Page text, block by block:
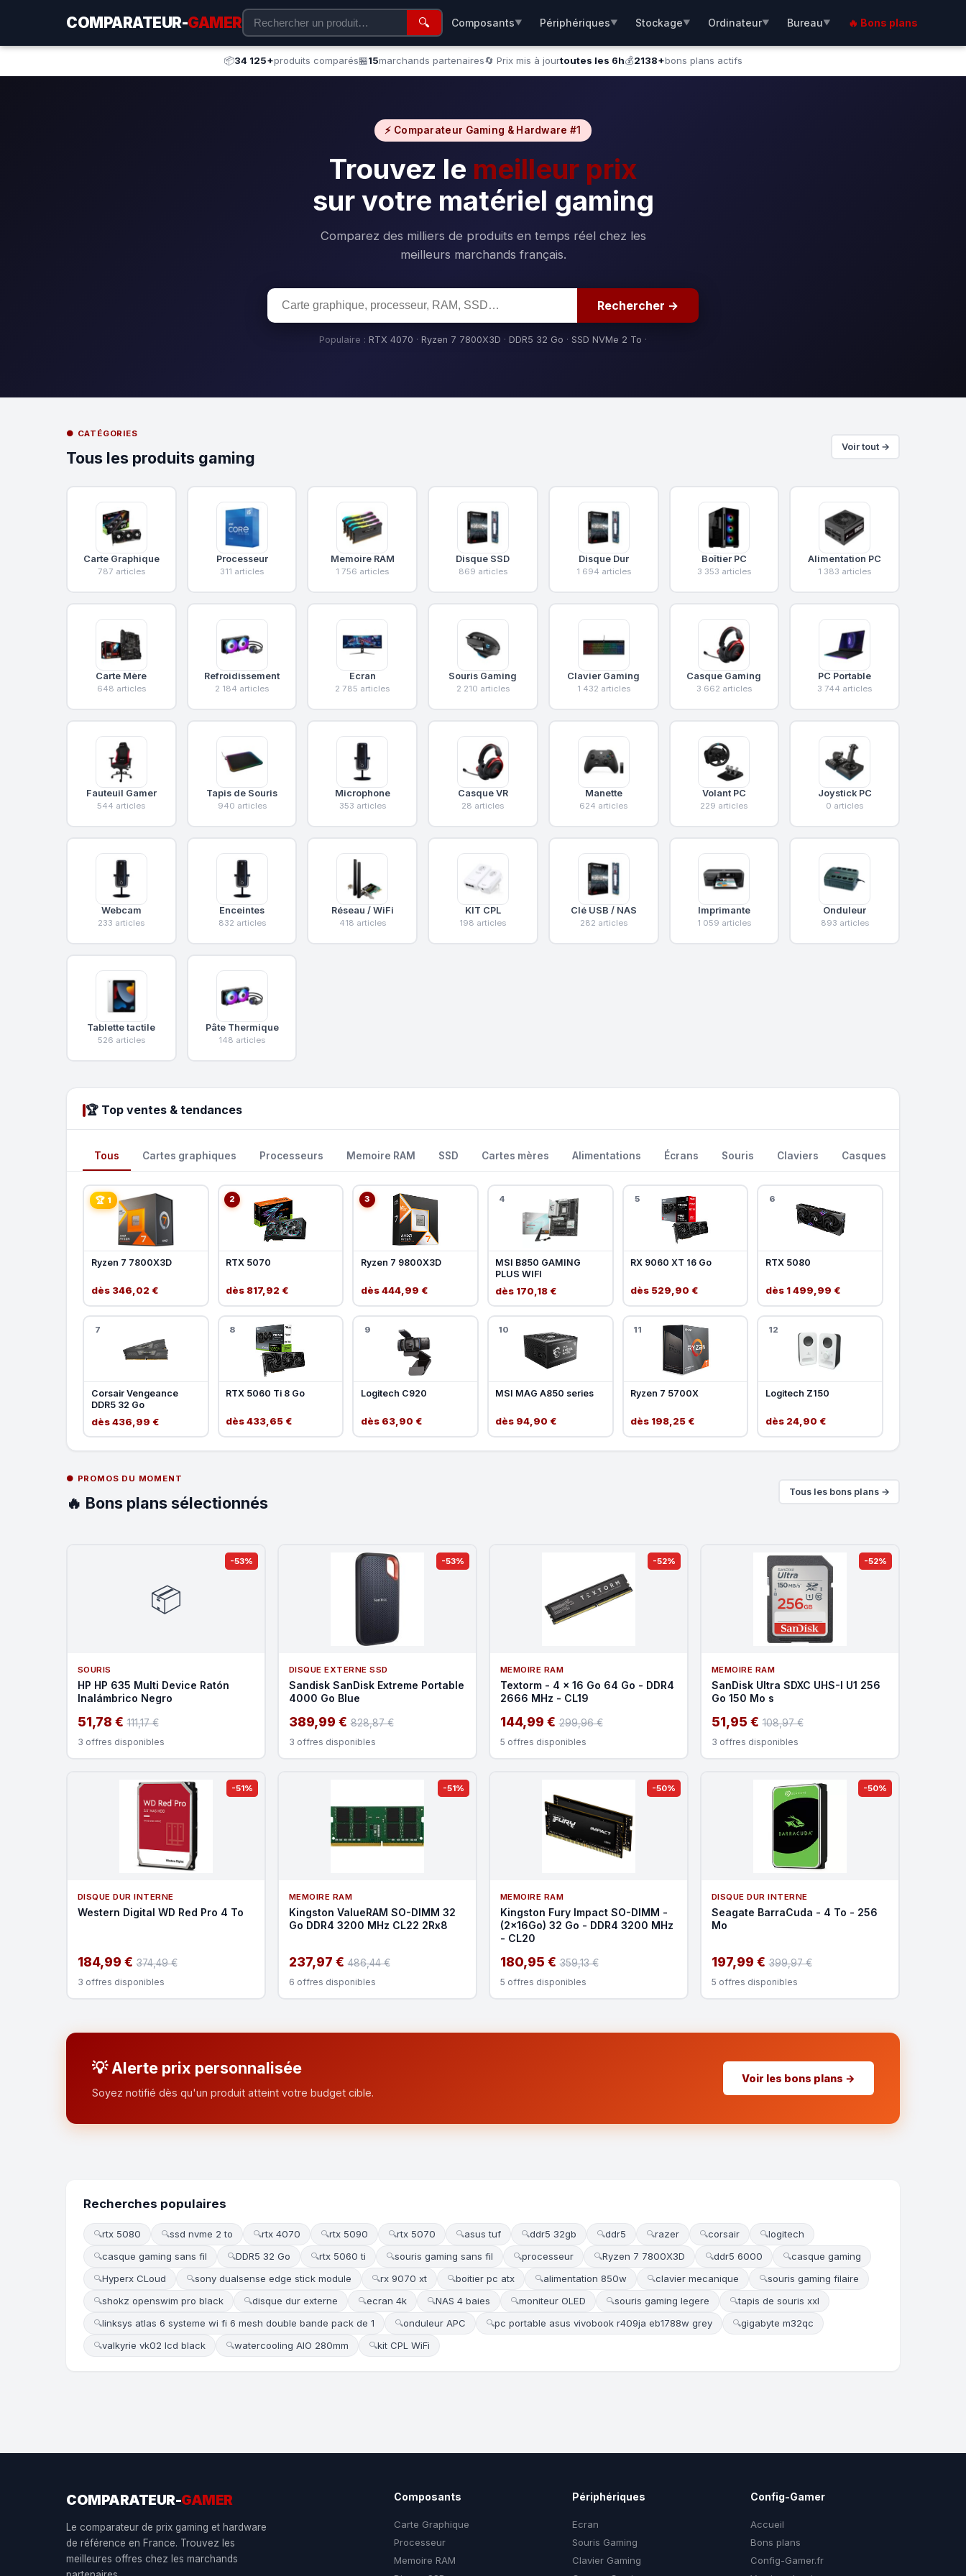
COMPARATEUR-GAMER 🔍 Composants▼ Périphériques▼ Stockage▼ Ordinateur▼ Bureau▼ 🔥 Bons plans
📦34 125+produits comparés🏪15marchands partenaires🔄 Prix mis à jourtoutes les 6h💰2138+bons plans actifs
⚡ Comparateur Gaming & Hardware #1
Trouvez le meilleur prix
sur votre matériel gaming
Comparez des milliers de produits en temps réel chez les
meilleurs marchands français.
Rechercher →
Populaire : RTX 4070 · Ryzen 7 7800X3D · DDR5 32 Go · SSD NVMe 2 To ·
● CATÉGORIES
Tous les produits gaming
Voir tout →
Carte Graphique
787 articles
Processeur
311 articles
Memoire RAM
1 756 articles
Disque SSD
869 articles
Disque Dur
1 694 articles
Boîtier PC
3 353 articles
Alimentation PC
1 383 articles
Carte Mère
648 articles
Refroidissement
2 184 articles
Ecran
2 785 articles
Souris Gaming
2 210 articles
Clavier Gaming
1 432 articles
Casque Gaming
3 662 articles
PC Portable
3 744 articles
Fauteuil Gamer
544 articles
Tapis de Souris
940 articles
Microphone
353 articles
Casque VR
28 articles
Manette
624 articles
Volant PC
229 articles
Joystick PC
0 articles
Webcam
233 articles
Enceintes
832 articles
Réseau / WiFi
418 articles
KIT CPL
198 articles
Clé USB / NAS
282 articles
Imprimante
1 059 articles
Onduleur
893 articles
Tablette tactile
526 articles
Pâte Thermique
148 articles
🏆 Top ventes & tendances
Tous Cartes graphiques Processeurs Memoire RAM SSD Cartes mères Alimentations Écrans Souris Claviers Casques
🏆 1
Ryzen 7 7800X3D
dès 346,02 €
2
RTX 5070
dès 817,92 €
3
Ryzen 7 9800X3D
dès 444,99 €
4
MSI B850 GAMING
PLUS WIFI
dès 170,18 €
5
RX 9060 XT 16 Go
dès 529,90 €
6
RTX 5080
dès 1 499,99 €
7
Corsair Vengeance
DDR5 32 Go
dès 436,99 €
8
RTX 5060 Ti 8 Go
dès 433,65 €
9
Logitech C920
dès 63,90 €
10
MSI MAG A850 series
dès 94,90 €
11
Ryzen 7 5700X
dès 198,25 €
12
Logitech Z150
dès 24,90 €
● PROMOS DU MOMENT
🔥 Bons plans sélectionnés
Tous les bons plans →
📦
-53%
SOURIS
HP HP 635 Multi Device Ratón
Inalámbrico Negro
51,78 € 111,17 €
3 offres disponibles
-53%
DISQUE EXTERNE SSD
Sandisk SanDisk Extreme Portable
4000 Go Blue
389,99 € 828,87 €
3 offres disponibles
-52%
MEMOIRE RAM
Textorm - 4 x 16 Go 64 Go - DDR4
2666 MHz - CL19
144,99 € 299,96 €
5 offres disponibles
-52%
MEMOIRE RAM
SanDisk Ultra SDXC UHS-I U1 256
Go 150 Mo s
51,95 € 108,97 €
3 offres disponibles
-51%
DISQUE DUR INTERNE
Western Digital WD Red Pro 4 To
184,99 € 374,49 €
3 offres disponibles
-51%
MEMOIRE RAM
Kingston ValueRAM SO-DIMM 32
Go DDR4 3200 MHz CL22 2Rx8
237,97 € 486,44 €
6 offres disponibles
-50%
MEMOIRE RAM
Kingston Fury Impact SO-DIMM -
(2x16Go) 32 Go - DDR4 3200 MHz
- CL20
180,95 € 359,13 €
5 offres disponibles
-50%
DISQUE DUR INTERNE
Seagate BarraCuda - 4 To - 256
Mo
197,99 € 399,97 €
5 offres disponibles
💡 Alerte prix personnalisée
Soyez notifié dès qu'un produit atteint votre budget cible.
Voir les bons plans →
Recherches populaires
🔍rtx 5080 🔍ssd nvme 2 to 🔍rtx 4070 🔍rtx 5090 🔍rtx 5070 🔍asus tuf 🔍ddr5 32gb 🔍ddr5 🔍razer 🔍corsair 🔍logitech
🔍casque gaming sans fil 🔍DDR5 32 Go 🔍rtx 5060 ti 🔍souris gaming sans fil 🔍processeur 🔍Ryzen 7 7800X3D 🔍ddr5 6000 🔍casque gaming
🔍Hyperx CLoud 🔍sony dualsense edge stick module 🔍rx 9070 xt 🔍boitier pc atx 🔍alimentation 850w 🔍clavier mecanique 🔍souris gaming filaire
🔍shokz openswim pro black 🔍disque dur externe 🔍ecran 4k 🔍NAS 4 baies 🔍moniteur OLED 🔍souris gaming legere 🔍tapis de souris xxl
🔍linksys atlas 6 systeme wi fi 6 mesh double bande pack de 1 🔍onduleur APC 🔍pc portable asus vivobook r409ja eb1788w grey 🔍gigabyte m32qc
🔍valkyrie vk02 lcd black 🔍watercooling AIO 280mm 🔍kit CPL WiFi
COMPARATEUR-GAMER
Le comparateur de prix gaming et hardware
de référence en France. Trouvez les
meilleures offres chez les marchands
Composants
Carte Graphique
Processeur
Memoire RAM
Périphériques
Ecran
Souris Gaming
Clavier Gaming
Config-Gamer
Accueil
Bons plans
Config-Gamer.fr